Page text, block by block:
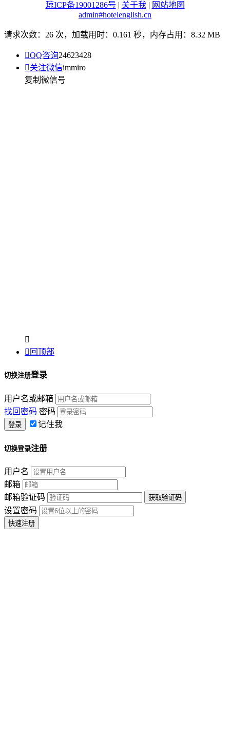
琼ICP备19001286号 | 关于我 | 网站地图
admin#hotelenglish.cn
请求次数：26 次，加载用时：0.161 秒，内存占用：8.32 MB
QQ咨询24623428
关注微信immiro
复制微信号

 回顶部
切换注册登录
用户名或邮箱
找回密码 密码
记住我
切换登录注册
用户名
邮箱
邮箱验证码
设置密码